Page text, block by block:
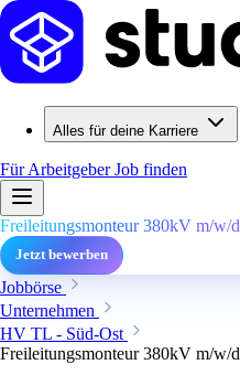
Alles für deine Karriere
Für ArbeitgeberJob finden
Freileitungsmonteur 380kV m/w/d
Jetzt bewerben
Jobbörse
Unternehmen
HV TL - Süd-Ost
Freileitungsmonteur 380kV m/w/d